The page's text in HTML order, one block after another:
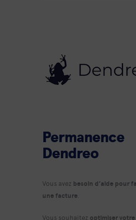
Permanence
Dendreo
Vous avez besoin d’aide pour
une facture
Vous souhaitez optimiser